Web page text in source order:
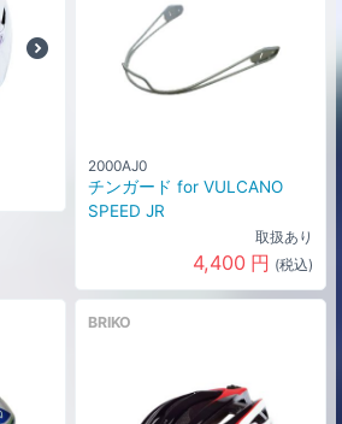
2000AJ0
チンガード for VULCANO
SPEED JR
取扱あり
4,400 円 (税込)
BRIKO